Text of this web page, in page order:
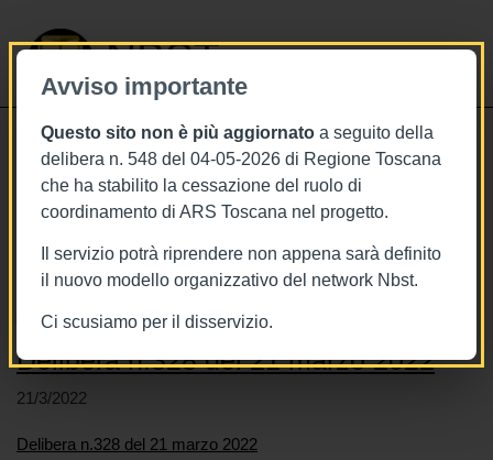
Avviso importante
Questo sito non è più aggiornato a seguito della
delibera n. 548 del 04-05-2026 di Regione Toscana
che ha stabilito la cessazione del ruolo di
coordinamento di ARS Toscana nel progetto.
Il servizio potrà riprendere non appena sarà definito
il nuovo modello organizzativo del network Nbst.
Ci scusiamo per il disservizio.
NBST
Stai visualizzando gli articoli relativi
a: Europa
Delibera n.328 del 21 marzo 2022
21/3/2022
Delibera n.328 del 21 marzo 2022